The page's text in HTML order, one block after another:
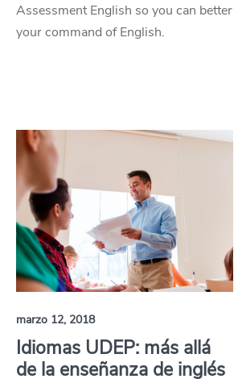
Assessment English so you can better
your command of English.
marzo 12, 2018
Idiomas UDEP: más allá
de la enseñanza de inglés